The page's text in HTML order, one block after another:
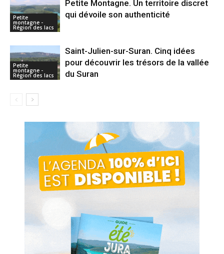
Petite
montagne -
Région des lacs
Petite Montagne. Un territoire discret
qui dévoile son authenticité
Petite
montagne -
Région des lacs
Saint-Julien-sur-Suran. Cinq idées
pour découvrir les trésors de la vallée
du Suran